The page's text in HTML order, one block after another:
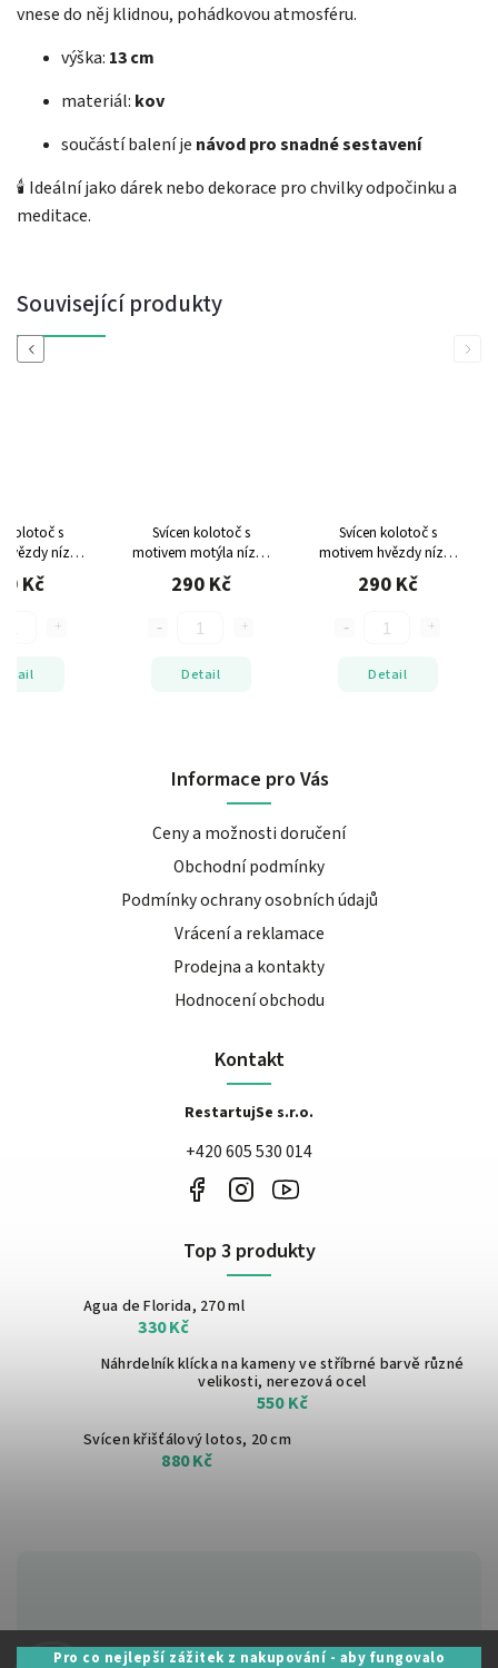
Pro co nejlepší zážitek z nakupování - aby fungovalo
vnese do něj klidnou, pohádkovou atmosféru.
výška: 13 cm
materiál: kov
součástí balení je návod pro snadné sestavení
🕯 Ideální jako dárek nebo dekorace pro chvilky odpočinku a
meditace.
Související produkty
Previous
kolotoč s
nízký
zlatýKč
Svícen kolotoč s
motivem motýla nízký
zlatý
290 Kč
Detail
Svícen kolotoč s
motivem hvězdy nízký
stříbrný
290 Kč
Detail
Next
Zákaznická podpora:
Informace pro Vás
Ceny a možnosti doručení
Obchodní podmínky
Podmínky ochrany osobních údajů
Vrácení a reklamace
Prodejna a kontakty
Hodnocení obchodu
Kontakt
RestartujSe s.r.o.
+420 605 530 014
Top 3 produkty
Agua de Florida, 270 ml
330 Kč
Náhrdelník klícka na kameny ve stříbrné barvě různé
velikosti, nerezová ocel
550 Kč
Svícen křišťálový lotos, 20 cm
880 Kč